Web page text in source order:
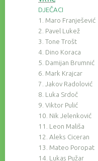
DJEČACI
1. Maro Franješević
2. Pavel Lukež
3. Tone Trošt
4. Dino Koraca
5. Damijan Brumnić
6. Mark Krajcar
7. Jakov Radolović
8. Luka Srdoč
9. Viktor Pulić
10. Nik Jelenković
11. Leon Mališa
12. Aleks Ciceran
13. Mateo Poropat
14. Lukas Pužar